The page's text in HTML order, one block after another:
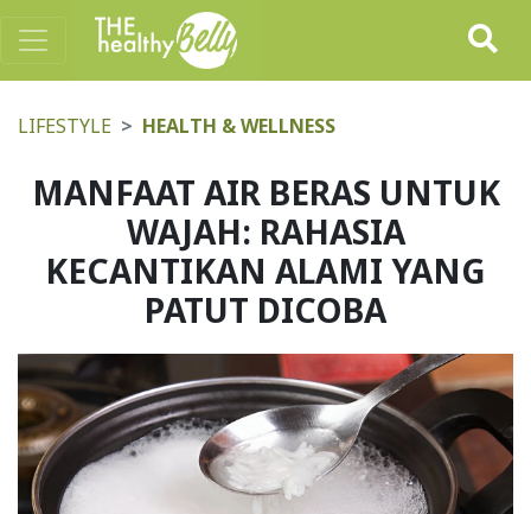
LIFESTYLE HEALTH & WELLNESS
MANFAAT AIR BERAS UNTUK
WAJAH: RAHASIA
KECANTIKAN ALAMI YANG
PATUT DICOBA